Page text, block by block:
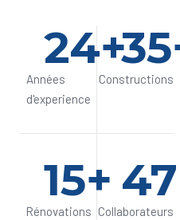
Années
d'experience
24+
Constructions
35
Rénovations
15+
Collaborateurs
47